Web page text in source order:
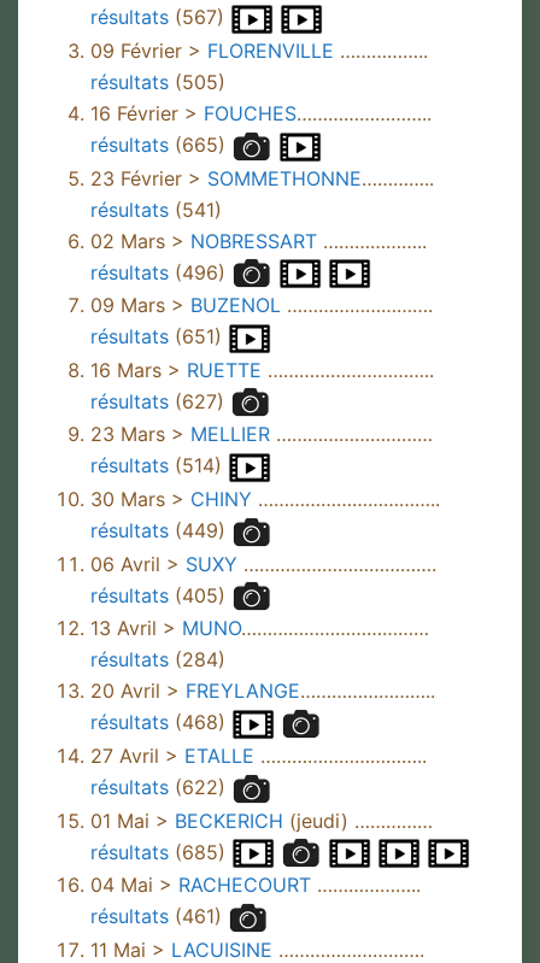
résultats (567)
09 Février > FLORENVILLE ……………..
résultats (505)
16 Février > FOUCHES……………………..
résultats (665)
23 Février > SOMMETHONNE…………..
résultats (541)
02 Mars > NOBRESSART ………………..
résultats (496)
09 Mars > BUZENOL ……………………….
résultats (651)
16 Mars > RUETTE …………………………..
résultats (627)
23 Mars > MELLIER …………………………
résultats (514)
30 Mars > CHINY ……………………………..
résultats (449)
06 Avril > SUXY ……………………………….
résultats (405)
13 Avril > MUNO………………………………
résultats (284)
20 Avril > FREYLANGE……………………..
résultats (468)
27 Avril > ETALLE …………………………..
résultats (622)
01 Mai > BECKERICH (jeudi) ……………
résultats (685)
04 Mai > RACHECOURT ………………..
résultats (461)
11 Mai > LACUISINE ……………………….